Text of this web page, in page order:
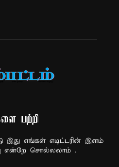
பற்றி
இது எங்கள் எடிட்டரின் இளம்
என்றே சொல்லலாம் .